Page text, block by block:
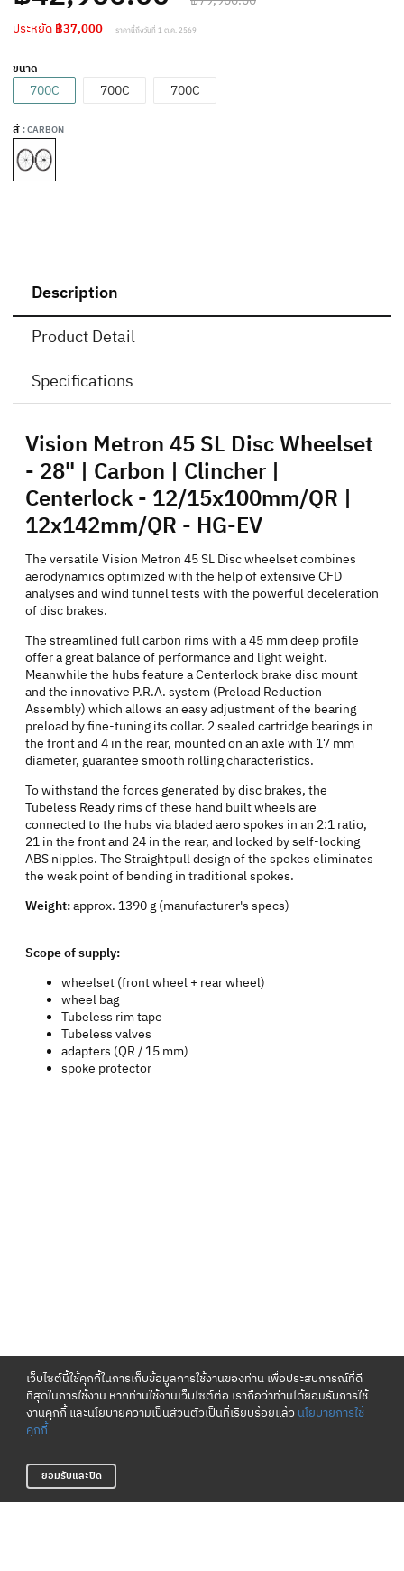
เว็บไซต์นี้ใช้คุกกี้ในการเก็บข้อมูลการใช้งานของท่าน เพื่อประสบการณ์ที่ดี
ที่สุดในการใช้งาน หากท่านใช้งานเว็บไซต์ต่อ เราถือว่าท่านได้ยอมรับการใช้
งานคุกกี้ และนโยบายความเป็นส่วนตัวเป็นที่เรียบร้อยแล้ว นโยบายการใช้
คุกกี้
ยอมรับและปิด
ประหยัด ฿37,000 ราคานี้ถึงวันที่ 1 ต.ค. 2569
ขนาด
700C 700C 700C
สี : CARBON
Description
Product Detail
Specifications
Vision Metron 45 SL Disc Wheelset
- 28" | Carbon | Clincher |
Centerlock - 12/15x100mm/QR |
12x142mm/QR - HG-EV
The versatile Vision Metron 45 SL Disc wheelset combines
aerodynamics optimized with the help of extensive CFD
analyses and wind tunnel tests with the powerful deceleration
of disc brakes.
The streamlined full carbon rims with a 45 mm deep profile
offer a great balance of performance and light weight.
Meanwhile the hubs feature a Centerlock brake disc mount
and the innovative P.R.A. system (Preload Reduction
Assembly) which allows an easy adjustment of the bearing
preload by fine-tuning its collar. 2 sealed cartridge bearings in
the front and 4 in the rear, mounted on an axle with 17 mm
diameter, guarantee smooth rolling characteristics.
To withstand the forces generated by disc brakes, the
Tubeless Ready rims of these hand built wheels are
connected to the hubs via bladed aero spokes in an 2:1 ratio,
21 in the front and 24 in the rear, and locked by self-locking
ABS nipples. The Straightpull design of the spokes eliminates
the weak point of bending in traditional spokes.
Weight:approx. 1390 g (manufacturer's specs)
Scope of supply:
wheelset (front wheel + rear wheel)
wheel bag
Tubeless rim tape
Tubeless valves
adapters (QR / 15 mm)
spoke protector